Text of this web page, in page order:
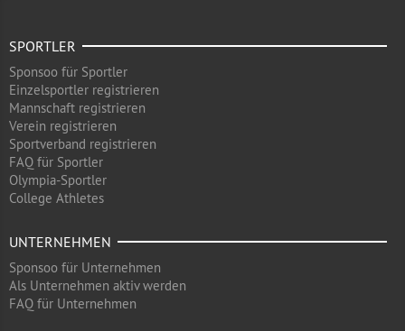
SPORTLER
Sponsoo für Sportler
Einzelsportler registrieren
Mannschaft registrieren
Verein registrieren
Sportverband registrieren
FAQ für Sportler
Olympia-Sportler
College Athletes
UNTERNEHMEN
Sponsoo für Unternehmen
Als Unternehmen aktiv werden
FAQ für Unternehmen